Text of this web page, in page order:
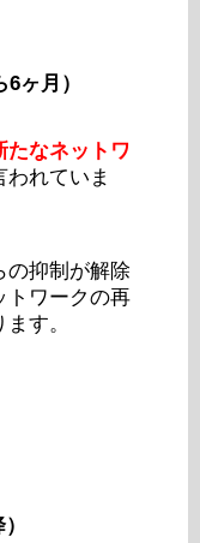
ヶ月）
たなネットワ
われていま
の抑制が解除
トワークの再
す。